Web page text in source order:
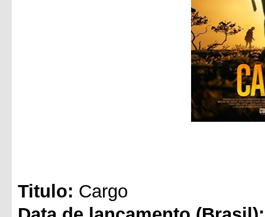
Titulo: Cargo